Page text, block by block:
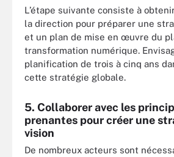
L’étape suivante consiste à
la direction pour préparer une
et un plan de mise en œuvre du
transformation numérique.
planification de trois à cinq ans
cette stratégie globale.
5. Collaborer avec les
prenantes pour créer une
vision
De nombreux acteurs sont